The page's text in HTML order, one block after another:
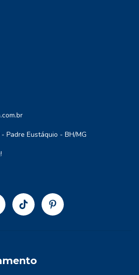
Padre Eustáquio - BH/MG